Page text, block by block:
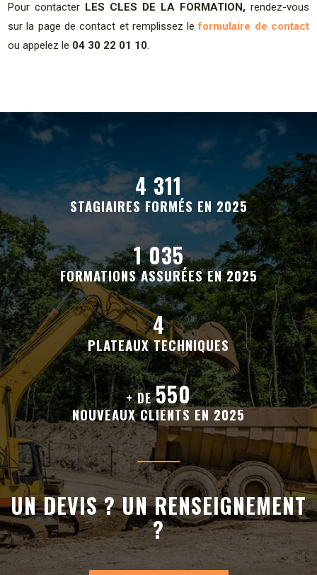
Pour contacter LES CLES DE LA FORMATION, rendez-vous
sur la page de contact et remplissez leformulaire de contact
ou appelez le 04 30 22 01 10.
4 311
STAGIAIRES FORMÉS EN 2025
1 035
FORMATIONS ASSURÉES EN 2025
4
PLATEAUX TECHNIQUES
+ DE550
NOUVEAUX CLIENTS EN 2025
UN DEVIS ? UN RENSEIGNEMENT
?
alt="" title="">